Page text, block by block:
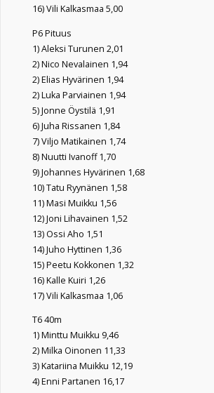
16) Vili Kalkasmaa 5,00
P6 Pituus
1) Aleksi Turunen 2,01
2) Nico Nevalainen 1,94
2) Elias Hyvärinen 1,94
2) Luka Parviainen 1,94
5) Jonne Öystilä 1,91
6) Juha Rissanen 1,84
7) Viljo Matikainen 1,74
8) Nuutti Ivanoff 1,70
9) Johannes Hyvärinen 1,68
10) Tatu Ryynänen 1,58
11) Masi Muikku 1,56
12) Joni Lihavainen 1,52
13) Ossi Aho 1,51
14) Juho Hyttinen 1,36
15) Peetu Kokkonen 1,32
16) Kalle Kuiri 1,26
17) Vili Kalkasmaa 1,06
T6 40m
1) Minttu Muikku 9,46
2) Milka Oinonen 11,33
3) Katariina Muikku 12,19
4) Enni Partanen 16,17